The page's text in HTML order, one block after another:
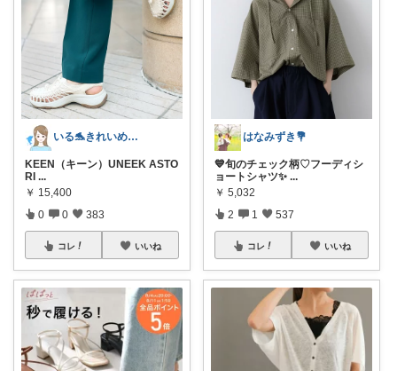
いる🐬きれいめカジュアル👗
KEEN（キーン）UNEEK ASTO
RI ...
￥ 15,400
0 0 383
コレ いいね
はなみずき💐
💙旬のチェック柄♡フーディシ
ョートシャツ✨ ...
￥ 5,032
2 1 537
コレ いいね